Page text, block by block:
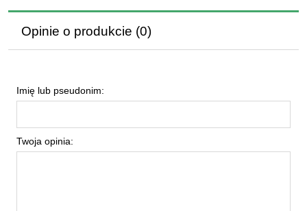
Opinie o produkcie (0)
Imię lub pseudonim:
Twoja opinia: